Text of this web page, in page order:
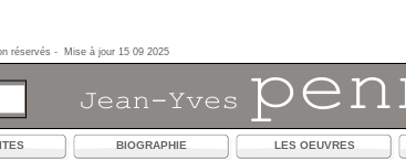
réservés - Mise à jour 15 09 2025
BIOGRAPHIE LES OEUVRES